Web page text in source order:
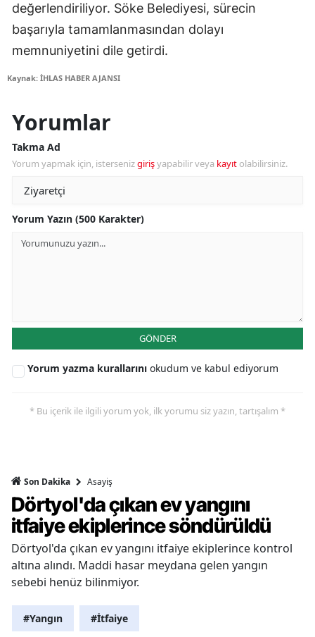
değerlendiriliyor. Söke Belediyesi, sürecin
başarıyla tamamlanmasından dolayı
memnuniyetini dile getirdi.
Kaynak: İHLAS HABER AJANSI
Yorumlar
Takma Ad
Yorum yapmak için, istersenizgirişyapabilir veya kayıt olabilirsiniz.
Yorum Yazın (500 Karakter)
GÖNDER
Yorum yazma kurallarını okudum ve kabul ediyorum
* Bu içerik ile ilgili yorum yok, ilk yorumu siz yazın, tartışalım *
Son Dakika Asayiş
Dörtyol'da çıkan ev yangını
itfaiye ekiplerince söndürüldü
Dörtyol'da çıkan ev yangını itfaiye ekiplerince kontrol
altına alındı. Maddi hasar meydana gelen yangın
sebebi henüz bilinmiyor.
#Yangın #İtfaiye